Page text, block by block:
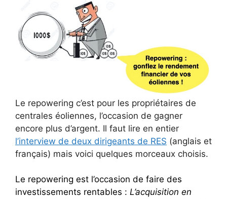
Le repowering c’est pour les propriétaires de
centrales éoliennes, l’occasion de gagner
encore plus d’argent. Il faut lire en entier
l’interview de deux dirigeants de RES (anglais et
français) mais voici quelques morceaux choisis.
Le repowering est l’occasion de faire des
investissements rentables : L’acquisition en